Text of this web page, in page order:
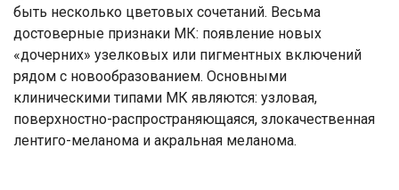
быть несколько цветовых сочетаний. Весьма
достоверные признаки МК: появление новых
«дочерних» узелковых или пигментных включений
рядом с новообразованием. Основными
клиническими типами МК являются: узловая,
поверхностно-распространяющаяся, злокачественная
лентиго-меланома и акральная меланома.